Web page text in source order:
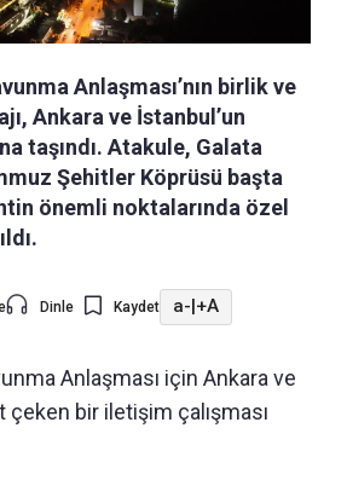
Anlaşması’nın birlik ve
Ankara ve İstanbul’un
taşındı. Atakule, Galata
Şehitler Köprüsü başta
önemli noktalarında özel
Dinle Kaydet a-|+A
Anlaşması için Ankara ve
çeken bir iletişim çalışması